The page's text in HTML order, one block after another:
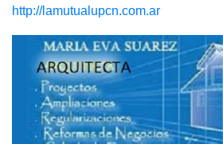
http://lamutualupcn.com.ar